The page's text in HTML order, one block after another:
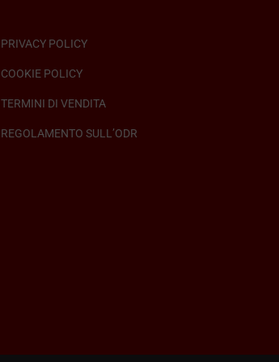
PRIVACY POLICY
COOKIE POLICY
TERMINI DI VENDITA
REGOLAMENTO SULL’ODR